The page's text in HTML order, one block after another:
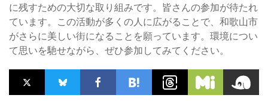
に残すための大切な取り組みです。皆さんの参加が待たれ
ています。この活動が多くの人に広がることで、和歌山市
がさらに美しい街になることを願っています。環境につい
て思いを馳せながら、ぜひ参加してみてください。